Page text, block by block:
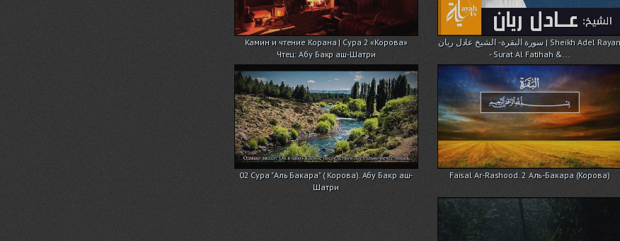
Камин и чтение Корана | Сура 2 «Корова»
Чтец: Абу Бакр аш-Шатри
سورة البقرة - الشيخ عادل ريان | Sheikh Adel Rayan
- Surat Al Fatihah &...
02 Сура "Аль Бакара" ( Корова). Абу Бакр аш-
Шатри
Faisal Ar-Rashood. 2 Аль-Бакара (Корова)